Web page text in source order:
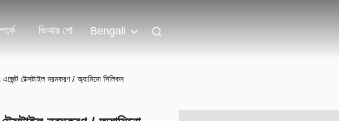
ভিআর শো Bengali
এজেন্ট টেক্সটাইল নরমকরণ / অ্যামিনো সিলিকন